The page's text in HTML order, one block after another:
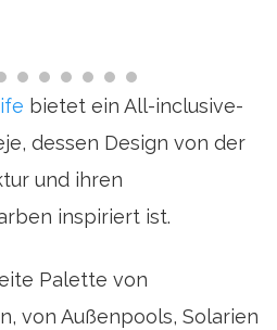
bietet ein All-inclusive-
dessen Design von der
und ihren
inspiriert ist.
Palette von
von Außenpools, Solarien